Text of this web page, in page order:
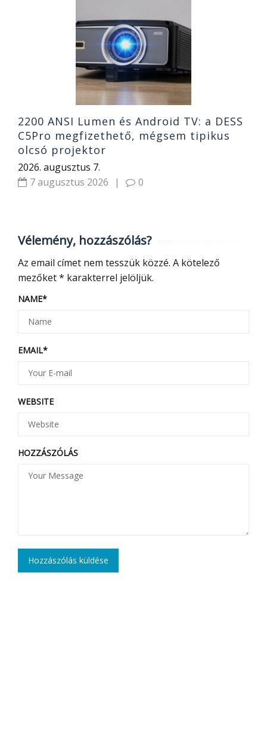
2200 ANSI Lumen és Android TV: a DESS
C5Pro megfizethető, mégsem tipikus
olcsó projektor
2026. augusztus 7.
7 augusztus 2026
| 0
Vélemény, hozzászólás?
Az email címet nem tesszük közzé. A kötelező
mezőket* karakterrel jelöljük.
NAME*
EMAIL*
WEBSITE
HOZZÁSZÓLÁS